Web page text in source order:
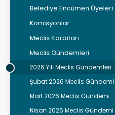
Belediye Encümen Üyeleri
Komisyonlar
Meclis Kararları
Meclis Gündemleri
2026 Yılı Meclis Gündemleri
Şubat 2026 Meclis Gündemi
Mart 2026 Meclis Gündemi
Nisan 2026 Meclis Gündemi